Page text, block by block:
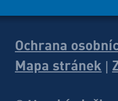
Ochrana
Mapa stránek